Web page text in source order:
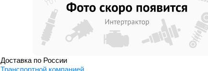
Доставка по России
Транспортной компанией